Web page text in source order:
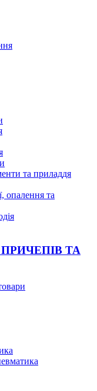
та приладдя
опалення та
ТА